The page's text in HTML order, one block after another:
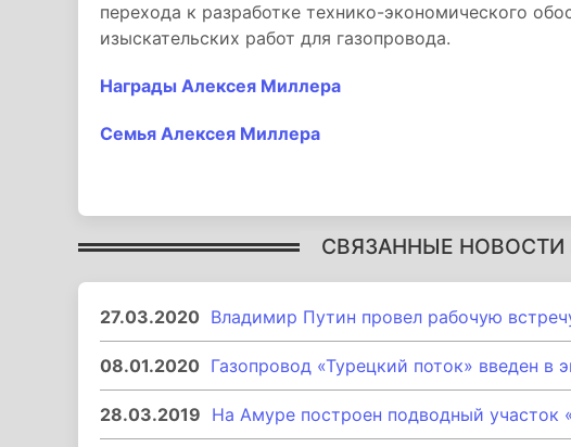
перехода к разработке технико-экономического
изыскательских работ для газопровода.
Награды Алексея Миллера
Семья Алексея Миллера
СВЯЗАННЫЕ
27.03.2020 Владимир Путин провел рабочую
08.01.2020 Газопровод «Турецкий поток» введен в
28.03.2019 На Амуре построен подводный участок